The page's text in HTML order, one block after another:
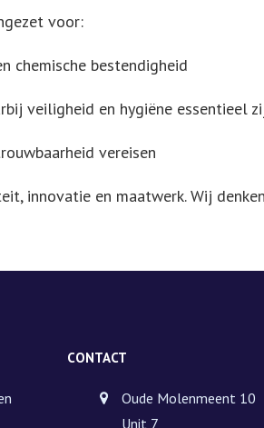
voor:
chemische bestendigheid
veiligheid en hygiëne essentieel
vereisen
innovatie en maatwerk. Wij
CONTACT
Oude Molenmeent 10
Unit 7